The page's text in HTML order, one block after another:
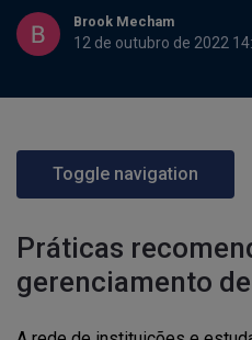
Brook Mecham
12 de outubro de 2022
Toggle navigation
Práticas
gerenciamento